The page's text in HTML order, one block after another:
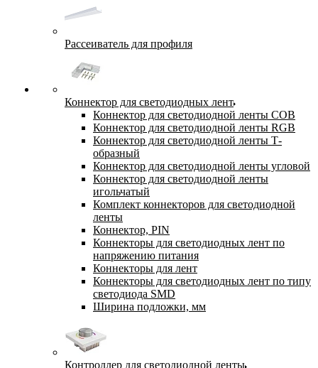
Рассеиватель для профиля
Коннектор для светодиодных лент
Коннектор для светодиодной ленты COB
Коннектор для светодиодной ленты RGB
Коннектор для светодиодной ленты Т-
образный
Коннектор для светодиодной ленты угловой
Коннектор для светодиодной ленты
игольчатый
Комплект коннекторов для светодиодной
ленты
Коннектор, PIN
Коннекторы для светодиодных лент по
напряжению питания
Коннекторы для лент
Коннекторы для светодиодных лент по типу
светодиода SMD
Ширина подложки, мм
Контроллер для светодиодной ленты